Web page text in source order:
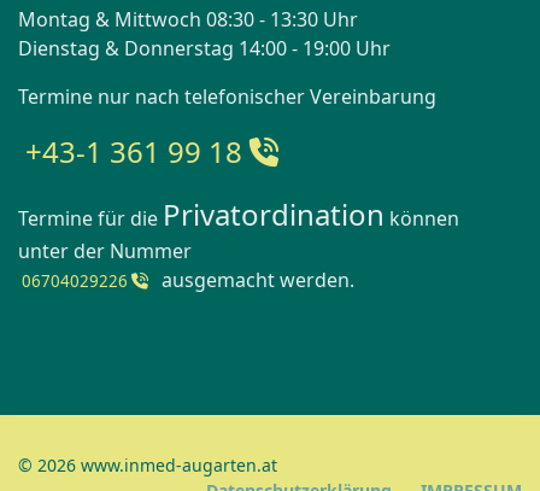
Montag & Mittwoch 08:30 - 13:30 Uhr
Dienstag & Donnerstag 14:00 - 19:00 Uhr
Termine nur nach telefonischer Vereinbarung
+43-1 361 99 18
Termine für die Privatordination können
unter der Nummer
06704029226 ausgemacht werden.
© 2026 www.inmed-augarten.at